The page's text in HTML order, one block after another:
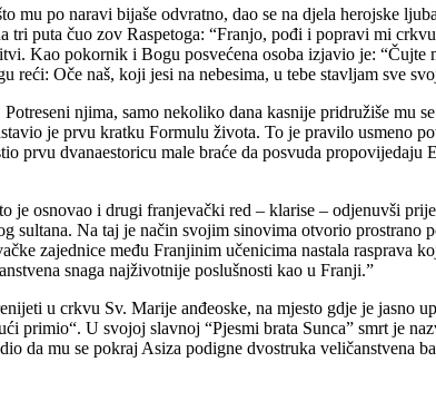
mu po naravi bijaše odvratno, dao se na djela herojske
tri puta čuo zov Raspetoga: “Franjo, pođi i popravi mi
Kao pokornik i Bogu posvećena osoba izjavio je: “Čujte
reći: Oče naš, koji jesi na nebesima, u tebe stavljam sve
njima, samo nekoliko dana kasnije pridružiše mu
je prvu kratku Formulu života. To je pravilo usmeno
prvu dvanaestoricu male braće da posvuda propovijedaju
je osnovao i drugi franjevački red – klarise – odjenuvši
Na taj je način svojim sinovima otvorio prostrano
zajednice među Franjinim učenicima nastala rasprava
snaga najživotnije poslušnosti kao u Franji.”
u crkvu Sv. Marije anđeoske, na mjesto gdje je jasno
primio“. U svojoj slavnoj “Pjesmi brata Sunca” smrt je
da mu se pokraj Asiza podigne dvostruka veličanstvena